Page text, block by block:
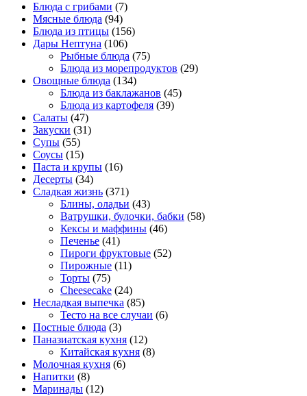
Блюда с грибами (7)
Мясные блюда (94)
Блюда из птицы (156)
Дары Нептуна (106)
Рыбные блюда (75)
Блюда из морепродуктов (29)
Овощные блюда (134)
Блюда из баклажанов (45)
Блюда из картофеля (39)
Салаты (47)
Закуски (31)
Супы (55)
Соусы (15)
Паста и крупы (16)
Десерты (34)
Сладкая жизнь (371)
Блины, оладьи (43)
Ватрушки, булочки, бабки (58)
Кексы и маффины (46)
Печенье (41)
Пироги фруктовые (52)
Пирожные (11)
Торты (75)
Cheesecake (24)
Несладкая выпечка (85)
Тесто на все случаи (6)
Постные блюда (3)
Паназиатская кухня (12)
Китайская кухня (8)
Молочная кухня (6)
Напитки (8)
Маринады (12)